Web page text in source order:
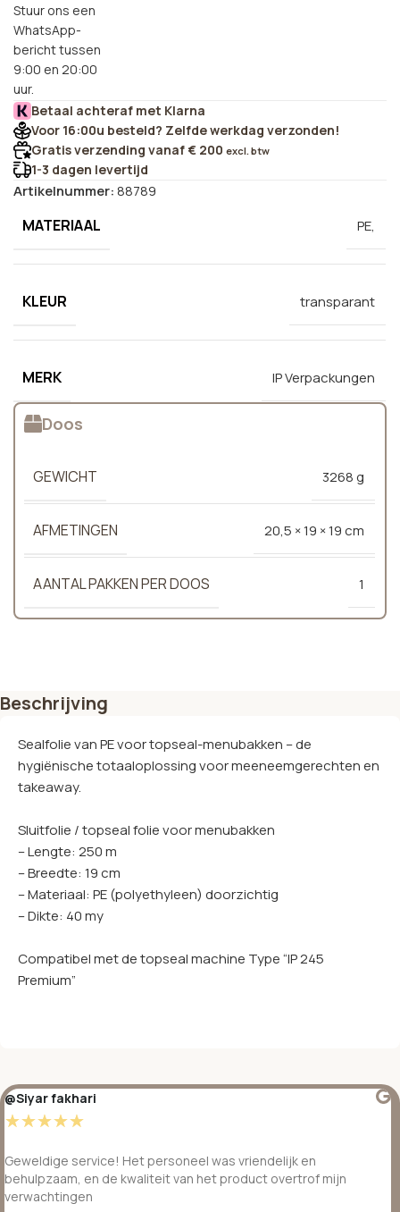
Stuur ons een
WhatsApp-
bericht tussen
9:00 en 20:00
uur.
Betaal achteraf met Klarna
Voor 16:00u besteld? Zelfde werkdag verzonden!
Gratis verzending vanaf € 200 excl. btw
1-3 dagen levertijd
Artikelnummer:88789
MATERIAAL PE,
KLEUR transparant
MERK IP Verpackungen
Doos
GEWICHT 3268 g
AFMETINGEN 20,5 × 19 × 19 cm
AANTAL PAKKEN PER DOOS 1
Beschrijving
Sealfolie van PE voor topseal-menubakken – de
hygiënische totaaloplossing voor meeneemgerechten en
takeaway.
Sluitfolie / topseal folie voor menubakken
– Lengte: 250 m
– Breedte: 19 cm
– Materiaal: PE (polyethyleen) doorzichtig
– Dikte: 40 my
Compatibel met de topseal machine Type “IP 245
Premium”
@Siyar fakhari
☆☆☆☆☆
Geweldige service! Het personeel was vriendelijk en
behulpzaam, en de kwaliteit van het product overtrof mijn
verwachtingen